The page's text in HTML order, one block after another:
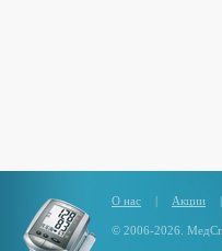
О нас | Акции |
© 2006-2026.